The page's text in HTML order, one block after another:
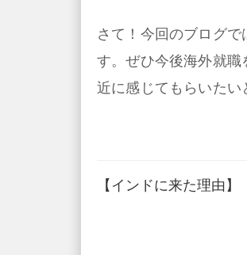
さて！今回のブログ
す。ぜひ今後海外就
近に感じてもらいたい
【インドに来た理由】